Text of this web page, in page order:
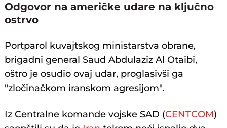
Odgovor na američke udare na ključno
ostrvo
Portparol kuvajtskog ministarstva obrane,
brigadni general Saud Abdulaziz Al Otaibi,
oštro je osudio ovaj udar, proglasivši ga
"zločinačkom iranskom agresijom".
Iz Centralne komande vojske SAD (CENTCOM)